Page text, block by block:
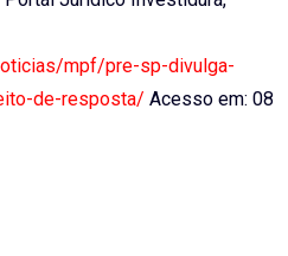
mpf/pre-sp-divulga-
de-resposta/ Acesso em: 08